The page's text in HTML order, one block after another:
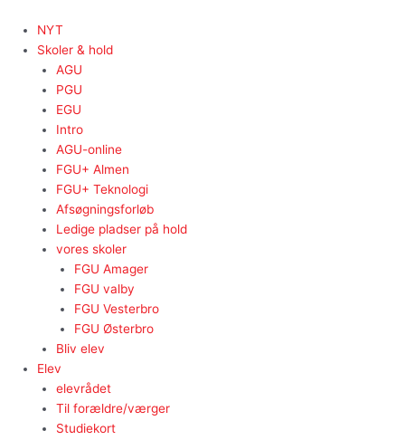
indholdet
NYT
Skoler & hold
AGU
PGU
EGU
Intro
AGU-online
FGU+ Almen
FGU+ Teknologi
Afsøgningsforløb
Ledige pladser på hold
vores skoler
FGU Amager
FGU valby
FGU Vesterbro
FGU Østerbro
Bliv elev
Elev
elevrådet
Til forældre/værger
Studiekort